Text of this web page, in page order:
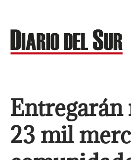
contenido
Entregarán
23 mil